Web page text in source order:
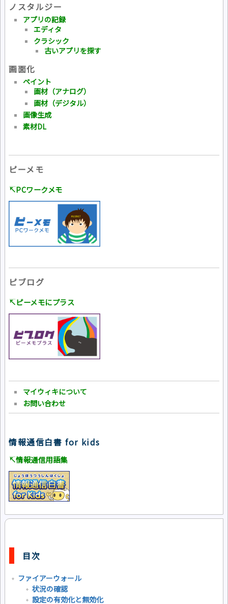
ノスタルジー
アプリの記録
エディタ
クラシック
古いアプリを探す
画面化
ペイント
画材（アナログ）
画材（デジタル）
画像生成
素材DL
ピーメモ
↸PCワークメモ
ピブログ
↸ピーメモにプラス
マイウィキについて
お問い合わせ
情報通信白書 for kids
↸情報通信用語集
目次
ファイアーウォール
状況の確認
設定の有効化と無効化